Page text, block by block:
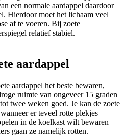
een normale aardappel daardoor
Hierdoor moet het lichaam veel
af te voeren. Bij zoete
relatief stabiel.
aardappel
aardappel het beste bewaren,
ruimte van ongeveer 15 graden
twee weken goed. Je kan de zoete
er teveel rotte plekjes
in de koelkast wilt bewaren
gaan ze namelijk rotten.